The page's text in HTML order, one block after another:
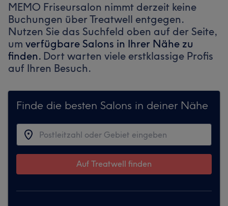
MEMO Friseursalon nimmt derzeit keine
Buchungen über Treatwell entgegen.
Nutzen Sie das Suchfeld oben auf der Seite,
um verfügbare Salons in Ihrer Nähe zu
finden. Dort warten viele erstklassige Profis
auf Ihren Besuch.
Finde die besten Salons in deiner Nähe
Auf Treatwell finden